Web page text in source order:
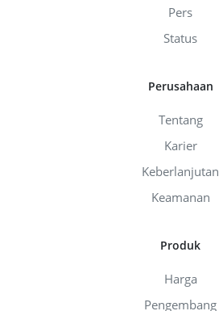
Pers
Status
Perusahaan
Tentang
Karier
Keberlanjutan
Keamanan
Produk
Harga
Pengembang